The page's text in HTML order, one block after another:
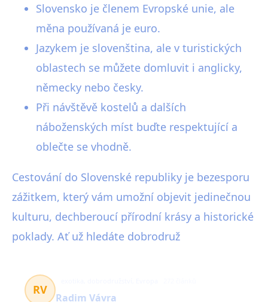
Slovensko je členem Evropské unie, ale
měna používaná je euro.
Jazykem je slovenština, ale v turistických
oblastech se můžete domluvit i anglicky,
německy nebo česky.
Při návštěvě kostelů a dalších
náboženských míst buďte respektující a
oblečte se vhodně.
Cestování do Slovenské republiky je bezesporu
zážitkem, který vám umožní objevit jedinečnou
kulturu, dechberoucí přírodní krásy a historické
poklady. Ať už hledáte dobrodruž
RV
Radim Vávra